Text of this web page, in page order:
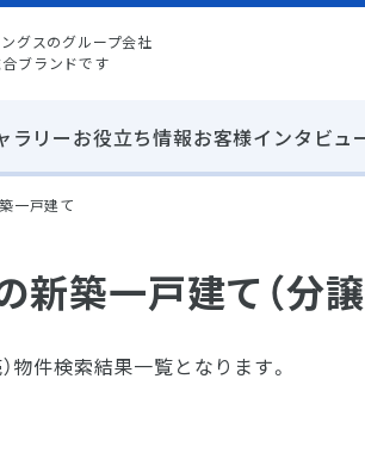
グスのグループ会社
ブランドです
ラリーお役立ち情報お客様インタビュ
一戸建て
築一戸建て（分譲
物件検索結果一覧となります。